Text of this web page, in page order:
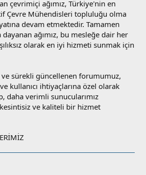
çevrimiçi ağımız, Türkiye'nin en
Çevre Mühendisleri topluluğu olma
devam etmektedir. Tamamen
ağımız, bu mesleğe dair her
olarak en iyi hizmeti sunmak için
sürekli güncellenen forumumuz,
kullanıcı ihtiyaçlarına özel olarak
daha verimli sunucularımız
kesintisiz ve kaliteli bir hizmet